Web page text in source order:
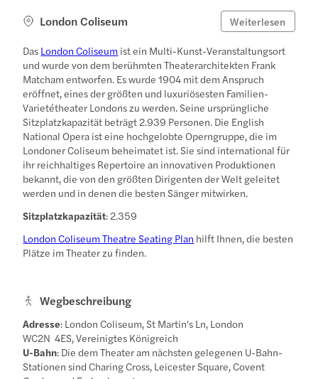
London Coliseum Weiterlesen
Das London Coliseum ist ein Multi-Kunst-Veranstaltungsort
und wurde von dem berühmten Theaterarchitekten Frank
Matcham entworfen. Es wurde 1904 mit dem Anspruch
eröffnet, eines der größten und luxuriösesten Familien-
Varietétheater Londons zu werden. Seine ursprüngliche
Sitzplatzkapazität beträgt 2.939 Personen. Die English
National Opera ist eine hochgelobte Operngruppe, die im
Londoner Coliseum beheimatet ist. Sie sind international für
ihr reichhaltiges Repertoire an innovativen Produktionen
bekannt, die von den größten Dirigenten der Welt geleitet
werden und in denen die besten Sänger mitwirken.
Sitzplatzkapazität: 2.359
London Coliseum Theatre Seating Plan hilft Ihnen, die besten
Plätze im Theater zu finden.
Wegbeschreibung
Adresse: London Coliseum, St Martin's Ln, London
WC2N 4ES, Vereinigtes Königreich
U-Bahn: Die dem Theater am nächsten gelegenen U-Bahn-
Stationen sind Charing Cross, Leicester Square, Covent